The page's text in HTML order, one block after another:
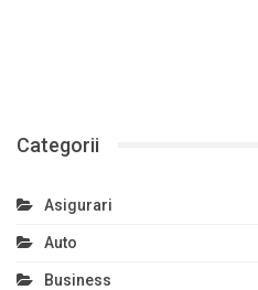
Categorii
Asigurari
Auto
Business